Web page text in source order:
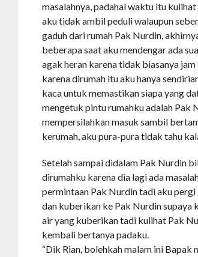
masalahnya, padahal waktu itu
aku tidak ambil peduli walaupun
gaduh dari rumah Pak Nurdin,
beberapa saat aku mendengar ada
agak heran karena tidak biasanya
karena dirumah itu aku hanya
kaca untuk memastikan siapa yang
mengetuk pintu rumahku adalah Pak
mempersilahkan masuk sambil
kerumah, aku pura-pura tidak tahu
Setelah sampai didalam Pak Nurdin
dirumahku karena dia lagi ada
permintaan Pak Nurdin tadi aku
dan kuberikan ke Pak Nurdin supaya
air yang kuberikan tadi kulihat Pak
kembali bertanya padaku.
“Dik Rian, bolehkah malam ini Bapak